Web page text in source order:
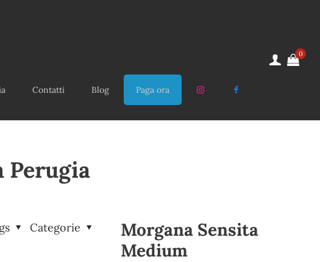
Contatti Blog Paga ora
0
Perugia
Categorie
Morgana Sensita
Medium